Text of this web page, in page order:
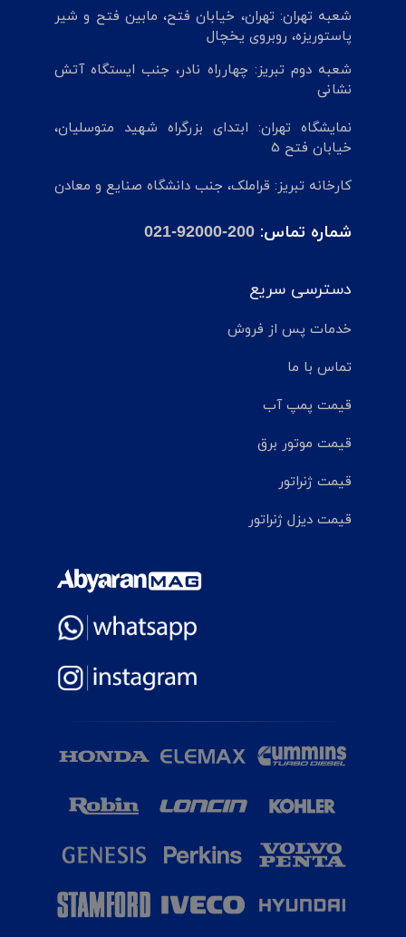
شعبه تهران: تهران، خیابان فتح، مابین فتح و شیر
پاستوریزه، روبروی یخچال
شعبه دوم تبریز: چهارراه نادر، جنب ایستگاه آتش
نشانی
نمایشگاه تهران: ابتدای بزرگراه شهید متوسلیان،
خیابان فتح 5
کارخانه تبریز: قراملک، جنب دانشگاه صنایع و معادن
شماره تماس: 021-92000-200
دسترسی سریع
خدمات پس از فروش
تماس با ما
قیمت پمپ آب
قیمت موتور برق
قیمت ژنراتور
قیمت دیزل ژنراتور